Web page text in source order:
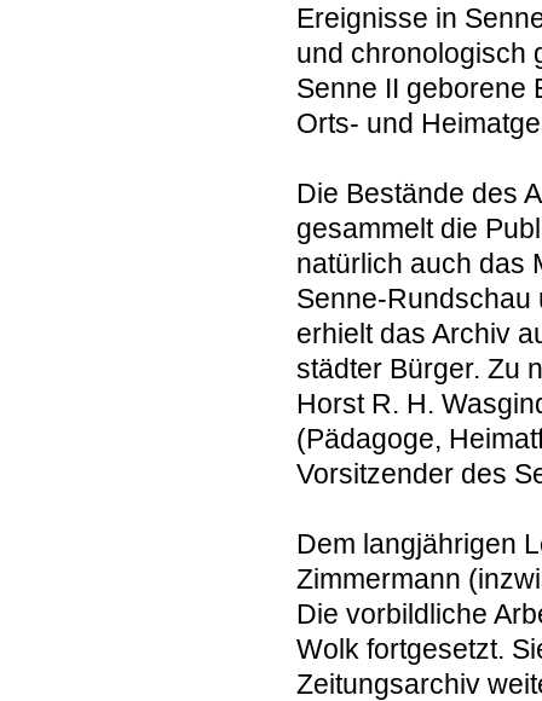
Ereignisse in
und chronologisch
Senne II geborene
Orts- und
Die Bestände des
gesammelt die
natürlich auch das
Senne-Rundschau
erhielt das Archiv
städter Bürger. Zu
Horst R. H.
(Pädagoge,
Vorsitzender des
Dem langjährigen
Zimmermann
Die vorbildliche
Wolk fortgesetzt.
Zeitungsarchiv